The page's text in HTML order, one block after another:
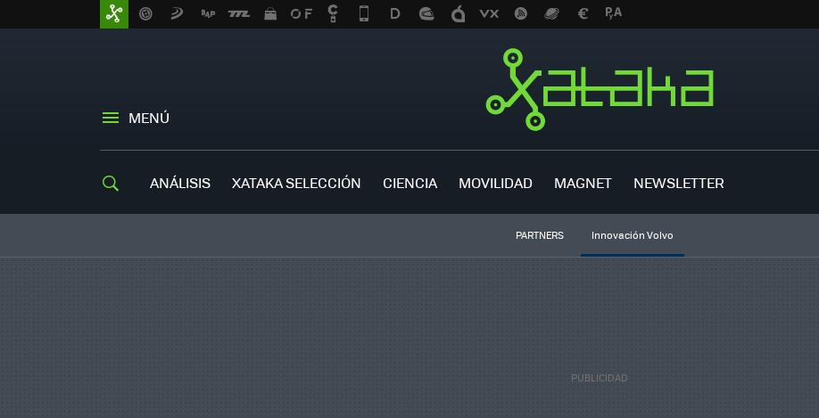
MENÚ
ANÁLISIS XATAKA SELECCIÓN CIENCIA MOVILIDAD MAGNET NEWSLETTER
PARTNERS Innovación Volvo